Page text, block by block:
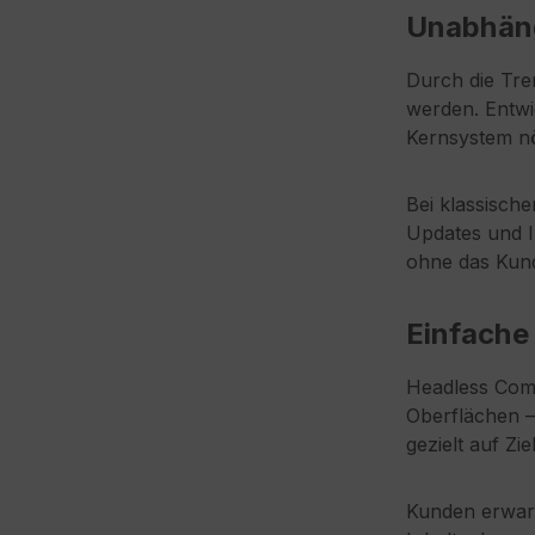
Durch die
werden.
Kernsystem
Bei
Updates und
ohne das
Headless
Oberflächen
gezielt auf
Kunden